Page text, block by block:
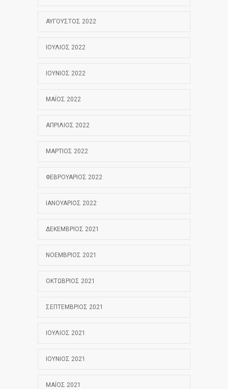
ΑΎΓΟΥΣΤΟΣ 2022
ΙΟΎΛΙΟΣ 2022
ΙΟΎΝΙΟΣ 2022
ΜΆΙΟΣ 2022
ΑΠΡΊΛΙΟΣ 2022
ΜΆΡΤΙΟΣ 2022
ΦΕΒΡΟΥΆΡΙΟΣ 2022
ΙΑΝΟΥΆΡΙΟΣ 2022
ΔΕΚΈΜΒΡΙΟΣ 2021
ΝΟΈΜΒΡΙΟΣ 2021
ΟΚΤΏΒΡΙΟΣ 2021
ΣΕΠΤΈΜΒΡΙΟΣ 2021
ΙΟΎΛΙΟΣ 2021
ΙΟΎΝΙΟΣ 2021
ΜΆΙΟΣ 2021